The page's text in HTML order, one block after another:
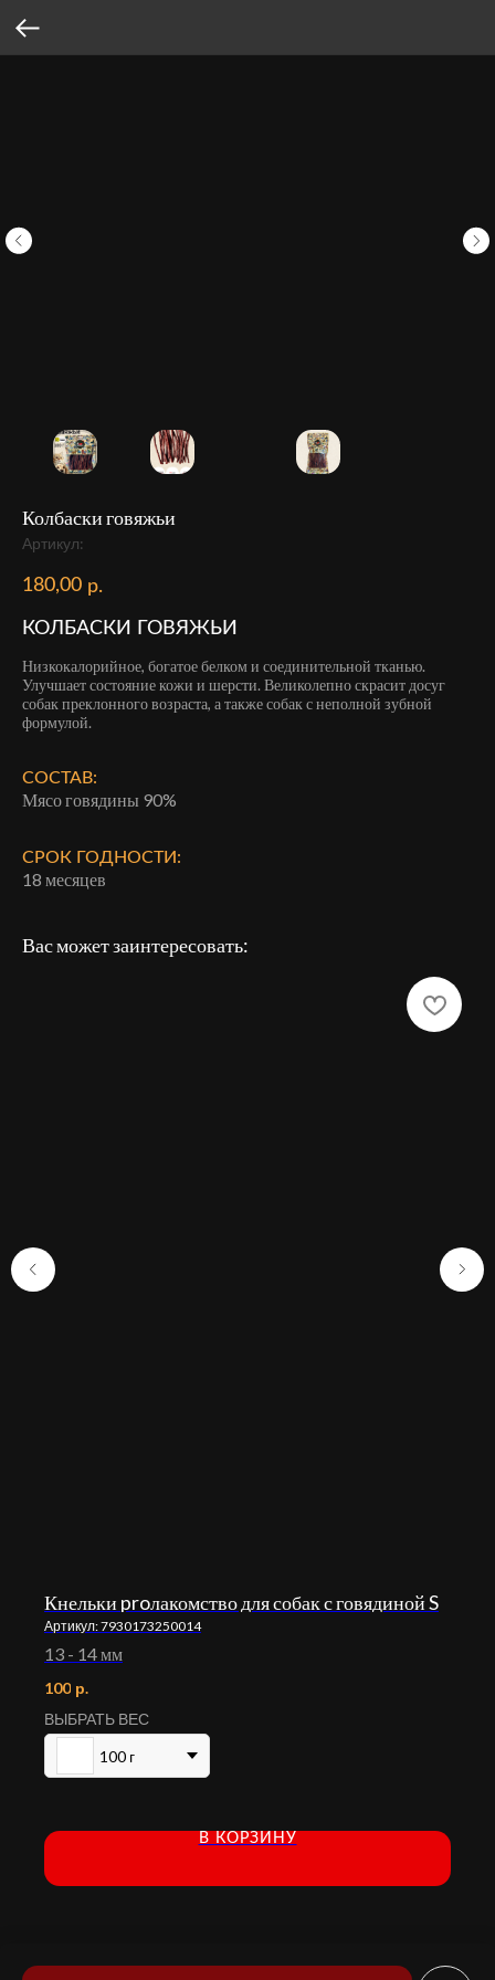
Колбаски говяжьи
Артикул:
180,00 р.
КОЛБАСКИ ГОВЯЖЬИ
Низкокалорийное, богатое белком и соединительной тканью.
Улучшает состояние кожи и шерсти. Великолепно скрасит досуг
собак преклонного возраста, а также собак с неполной зубной
формулой.
СОСТАВ:
Мясо говядины 90%
СРОК ГОДНОСТИ:
18 месяцев
Вас может заинтересовать:
Кнельки proлакомство для собак с говядиной S
Артикул:7930173250014
13 - 14 мм
100 р.
ВЫБРАТЬ ВЕС
100 г
В КОРЗИНУ